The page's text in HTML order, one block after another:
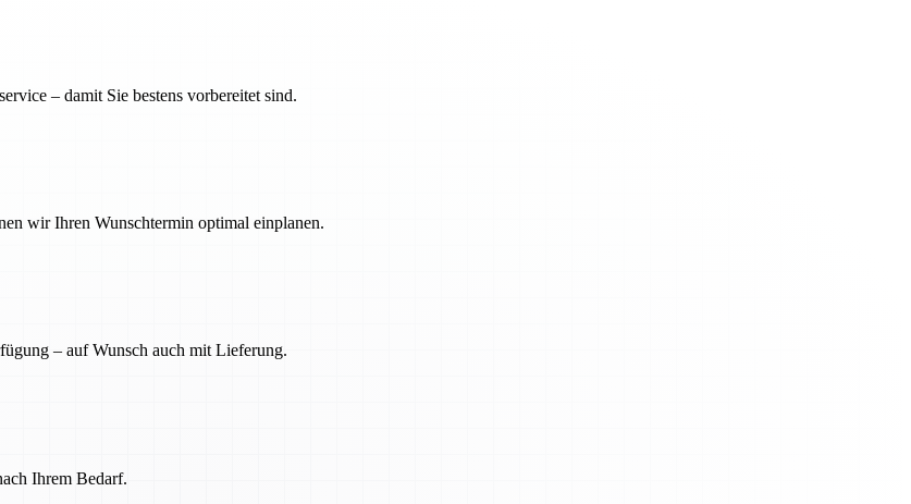
– damit Sie bestens vorbereitet sind.
wir Ihren Wunschtermin optimal einplanen.
– auf Wunsch auch mit Lieferung.
Ihrem Bedarf.